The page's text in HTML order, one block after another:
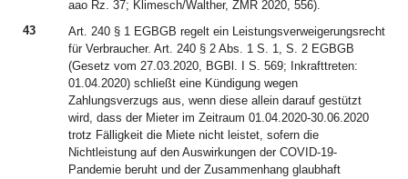
aao Rz. 37; Klimesch/Walther, ZMR 2020, 556).
43
Art. 240 § 1 EGBGB regelt ein Leistungsverweigerungsrecht
für Verbraucher. Art. 240 § 2 Abs. 1 S. 1, S. 2 EGBGB
(Gesetz vom 27.03.2020, BGBl. I S. 569; Inkrafttreten:
01.04.2020) schließt eine Kündigung wegen
Zahlungsverzugs aus, wenn diese allein darauf gestützt
wird, dass der Mieter im Zeitraum 01.04.2020-30.06.2020
trotz Fälligkeit die Miete nicht leistet, sofern die
Nichtleistung auf den Auswirkungen der COVID-19-
Pandemie beruht und der Zusammenhang glaubhaft